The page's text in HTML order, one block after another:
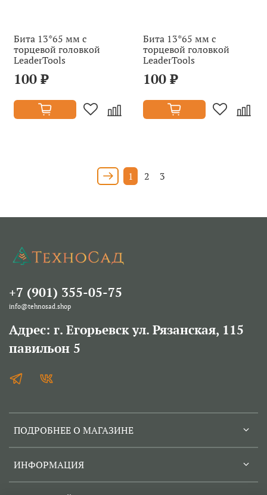
Бита 13*65 мм с
торцевой головкой
LeaderTools
100 ₽
Бита 13*65 мм с
торцевой головкой
LeaderTools
100 ₽
1 2 3
ПОДРОБНЕЕ О МАГАЗИНЕ
ИНФОРМАЦИЯ
+7 (901) 355-05-75
info@tehnosad.shop
Адрес: г. Егорьевск ул. Рязанская, 115
павильон 5